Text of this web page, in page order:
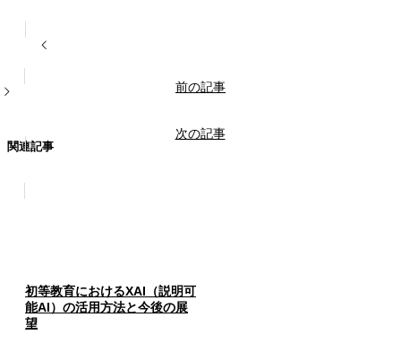
前の記事
次の記事
関連記事
初等教育におけるXAI（説明可
能AI）の活用方法と今後の展
望